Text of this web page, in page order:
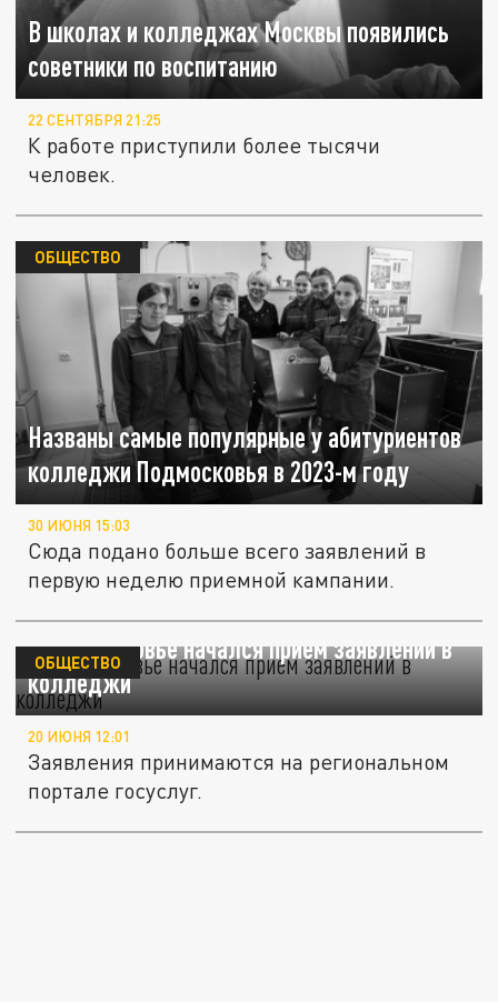
В школах и колледжах Москвы появились
советники по воспитанию
22 СЕНТЯБРЯ 21:25
К работе приступили более тысячи
человек.
Названы самые популярные у абитуриентов
колледжи Подмосковья в 2023-м году
ОБЩЕСТВО
30 ИЮНЯ 15:03
Сюда подано больше всего заявлений в
первую неделю приемной кампании.
В Подмосковье начался прием заявлений в
колледжи
ОБЩЕСТВО
20 ИЮНЯ 12:01
Заявления принимаются на региональном
портале госуслуг.